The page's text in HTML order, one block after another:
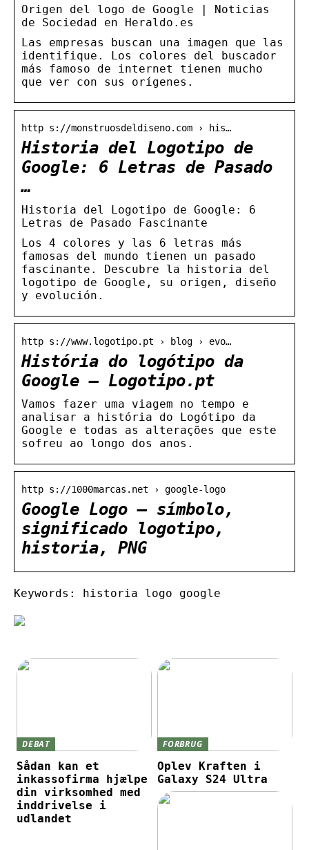
Origen del logo de Google | Noticias
de Sociedad en Heraldo.es
Las empresas buscan una imagen que las
identifique. Los colores del buscador
más famoso de internet tienen mucho
que ver con sus orígenes.
http s://monstruosdeldiseno.com › his…
Historia del Logotipo de
Google: 6 Letras de Pasado
…
Historia del Logotipo de Google: 6
Letras de Pasado Fascinante
Los 4 colores y las 6 letras más
famosas del mundo tienen un pasado
fascinante. Descubre la historia del
logotipo de Google, su origen, diseño
y evolución.
http s://www.logotipo.pt › blog › evo…
História do logótipo da
Google – Logotipo.pt
Vamos fazer uma viagem no tempo e
analisar a história do Logótipo da
Google e todas as alterações que este
sofreu ao longo dos anos.
http s://1000marcas.net › google-logo
Google Logo – símbolo,
significado logotipo,
historia, PNG
Keywords: historia logo google
DEBAT
Sådan kan et
inkassofirma hjælpe
din virksomhed med
inddrivelse i
udlandet
FORBRUG
Oplev Kraften i
Galaxy S24 Ultra